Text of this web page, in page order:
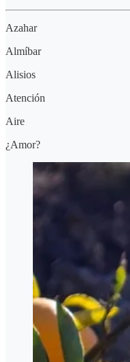
Azahar
Almíbar
Alisios
Atención
Aire
¿Amor?